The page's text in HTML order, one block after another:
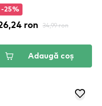
-25%
ron 34,99 ron
Adaugă coș